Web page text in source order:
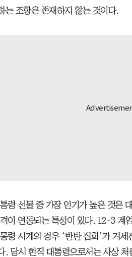
는 조항은 존재하지 않는 것이다.
령 선물 중 가장 인기가 높은 것은
이 연동되는 특성이 있다. 12·3 계
령 시계의 경우 ‘반탄 집회’가 거
. 당시 현직 대통령으로서는 사상